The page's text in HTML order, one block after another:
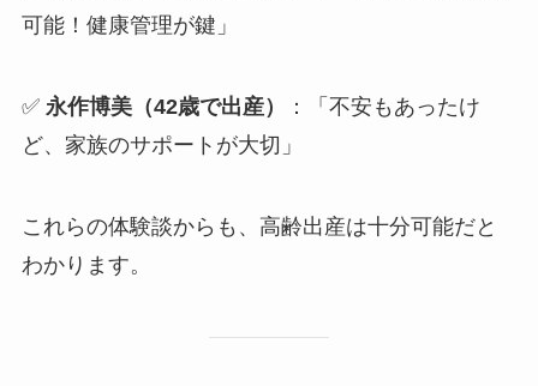
可能！健康管理が鍵」
✅ 永作博美（42歳で出産）
：「不安もあったけ
ど、家族のサポートが大切」
これらの体験談からも、高齢出産は十分可能だと
わかります。